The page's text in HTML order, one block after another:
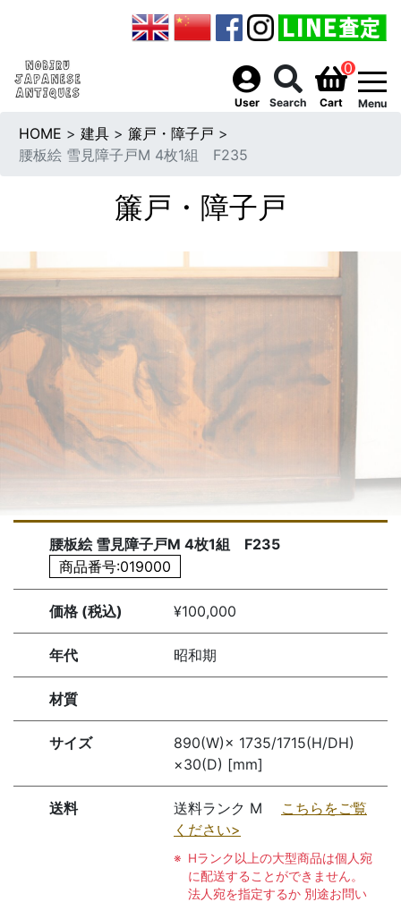
User Search
0
Cart Menu
HOME > 建具 > 簾戸・障子戸 >
腰板絵 雪見障子戸M 4枚1組 F235
簾戸・障子戸
腰板絵 雪見障子戸M 4枚1組 F235
商品番号:019000
価格 (税込) ¥100,000
年代 昭和期
材質
サイズ
890(W)× 1735/1715(H/DH)
×30(D) [mm]
送料 送料ランク M こちらをご覧
ください>
Hランク以上の大型商品は個人宛
に配送することができません。
法人宛を指定するか 別途お問い